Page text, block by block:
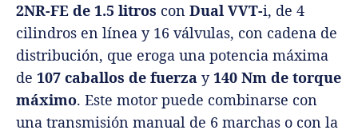
2NR-FE de 1.5 litros con Dual VVT-i, de 4
cilindros en línea y 16 válvulas, con cadena de
distribución, que eroga una potencia máxima
de 107 caballos de fuerza y140 Nm de torque
máximo. Este motor puede combinarse con
una transmisión manual de 6 marchas o con la